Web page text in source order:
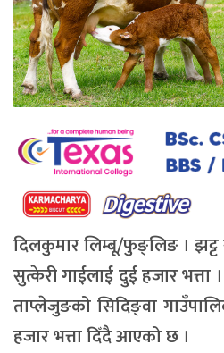
दिलकुमार लिम्बू/फुङ्लिङ । झट्ट
सुत्केरी गाईलाई दुई हजार भत्ता
ताप्लेजुङको सिदिङ्वा
हजार भत्ता दिँदै आएको छ ।